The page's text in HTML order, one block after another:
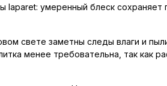
умеренный блеск сохраняет
свете заметны следы влаги и
менее требовательна, так как